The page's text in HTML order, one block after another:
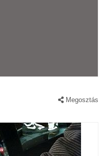
Megosztás